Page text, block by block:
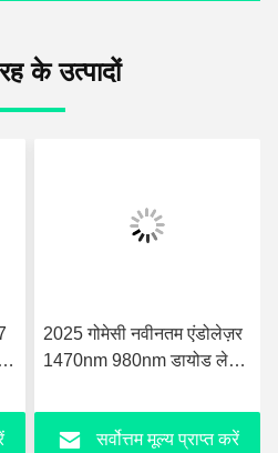
के उत्पादों
2025 गोमेसी नवीनतम एंडोलेज़र
1470nm 980nm डायोड लेज़र
सर्वोत्तम मूल्य प्राप्त करें